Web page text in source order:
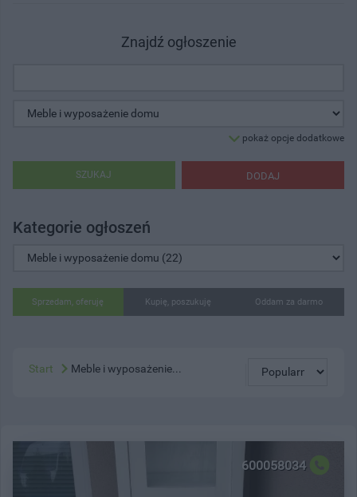
Znajdź ogłoszenie
pokaż opcje dodatkowe
DODAJ
SZUKAJ
Kategorie ogłoszeń
Sprzedam, oferuję Kupię, poszukuję Oddam za darmo
Start Meble i wyposażenie...
600058034